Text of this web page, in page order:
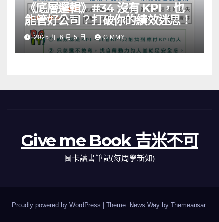
《底層邏輯》#34 沒有 KPI，也
能管好公司？打破你的績效迷思！
2025 年 6 月 5 日 GIMMY
Give me Book 吉米不可
圖卡讀書筆記(每周學新知)
Proudly powered by WordPress | Theme: News Way by Themeansar.